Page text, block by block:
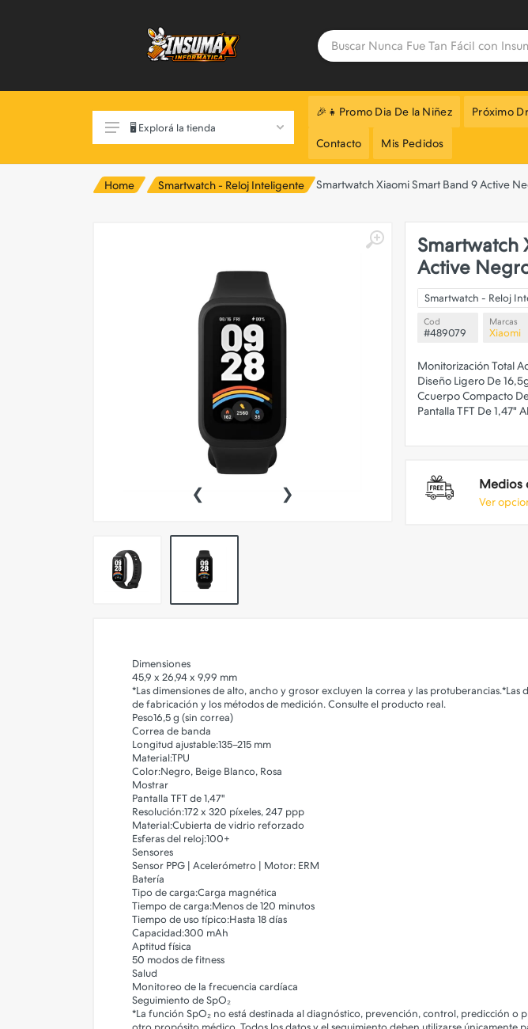
Insumos de Impresion
Accesorios Inteligentes Para
Convertidores Smart
Electrodomesticos
Comercios y Oficinas
Fotografia y Video
Iluminacion - Deco
Impresion 3d
Juguetes
Limpieza y Mantenimiento
Smartwatch - Reloj Inteligente
Soportes
Tablets
Videojuegos
Streaming
🖥️ Explorá la tienda
🎉👧Promo Dia De la Niñez Próximo
Contacto Mis Pedidos
Home Smartwatch - Reloj Inteligente Smartwatch Xiaomi Smart Band 9 Active
‹ ›
Smartwatch
Active
Smartwatch - Reloj
Cod
#489079
Marcas
Xiaomi
Monitorización Total
Diseño Ligero De
Ccuerpo Compacto
Pantalla TFT De 1,47"
Medios
Ver
Dimensiones
45,9 x 26,94 x 9,99 mm
*Las dimensiones de alto, ancho y grosor excluyen la correa y las protuberancias.*Las
de fabricación y los métodos de medición. Consulte el producto real.
Peso16,5 g (sin correa)
Correa de banda
Longitud ajustable:135–215 mm
Material:TPU
Color:Negro, Beige Blanco, Rosa
Mostrar
Pantalla TFT de 1,47"
Resolución:172 x 320 píxeles, 247 ppp
Material:Cubierta de vidrio reforzado
Esferas del reloj:100+
Sensores
Sensor PPG | Acelerómetro | Motor: ERM
Batería
Tipo de carga:Carga magnética
Tiempo de carga:Menos de 120 minutos
Tiempo de uso típico:Hasta 18 días
Capacidad:300 mAh
Aptitud física
50 modos de fitness
Salud
Monitoreo de la frecuencia cardíaca
Seguimiento de SpO₂
*La función SpO₂ no está destinada al diagnóstico, prevención, control, predicción
otro propósito médico. Todos los datos y el seguimiento deben utilizarse únicamente